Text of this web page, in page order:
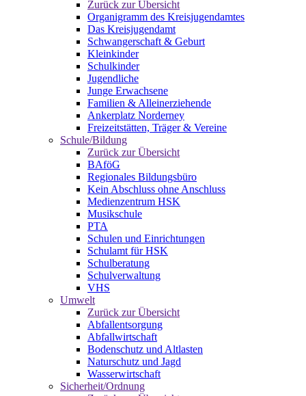
Zurück zur Übersicht
Organigramm des Kreisjugendamtes
Das Kreisjugendamt
Schwangerschaft & Geburt
Kleinkinder
Schulkinder
Jugendliche
Junge Erwachsene
Familien & Alleinerziehende
Ankerplatz Norderney
Freizeitstätten, Träger & Vereine
Schule/Bildung
Zurück zur Übersicht
BAföG
Regionales Bildungsbüro
Kein Abschluss ohne Anschluss
Medienzentrum HSK
Musikschule
PTA
Schulen und Einrichtungen
Schulamt für HSK
Schulberatung
Schulverwaltung
VHS
Umwelt
Zurück zur Übersicht
Abfallentsorgung
Abfallwirtschaft
Bodenschutz und Altlasten
Naturschutz und Jagd
Wasserwirtschaft
Sicherheit/Ordnung